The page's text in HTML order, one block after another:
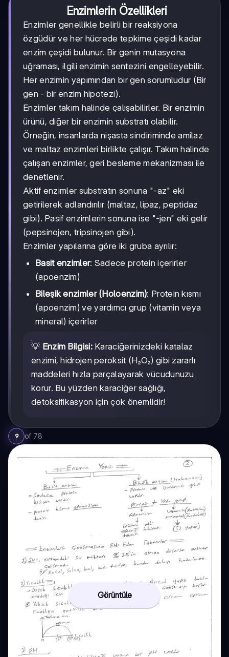
Enzimlerin Özellikleri
Enzimler genellikle belirli bir reaksiyona
özgüdür ve her hücrede tepkime çeşidi kadar
enzim çeşidi bulunur. Bir genin mutasyona
uğraması, ilgili enzimin sentezini engelleyebilir.
Her enzimin yapımından bir gen sorumludur (Bir
gen - bir enzim hipotezi).
Enzimler takım halinde çalışabilirler. Bir enzimin
ürünü, diğer bir enzimin substratı olabilir.
Örneğin, insanlarda nişasta sindiriminde amilaz
ve maltaz enzimleri birlikte çalışır. Takım halinde
çalışan enzimler, geri besleme mekanizması ile
denetlenir.
Aktif enzimler substratın sonuna "-az" eki
getirilerek adlandırılır (maltaz, lipaz, peptidaz
gibi). Pasif enzimlerin sonuna ise "-jen" eki gelir
(pepsinojen, tripsinojen gibi).
Enzimler yapılarına göre iki gruba ayrılır:
Basit enzimler: Sadece protein içerirler
(apoenzim)
Bileşik enzimler (Holoenzim): Protein kısmı
(apoenzim) ve yardımcı grup (vitamin veya
mineral) içerirler
💡 Enzim Bilgisi:Karaciğerinizdeki katalaz
enzimi, hidrojen peroksit (H₂O₂) gibi zararlı
maddeleri hızla parçalayarak vücudunuzu
korur. Bu yüzden karaciğer sağlığı,
detoksifikasyon için çok önemlidir!
9 of 78
Görüntüle